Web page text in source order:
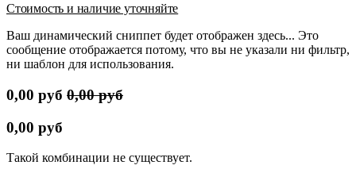
Стоимость и наличие уточняйте
Ваш динамический сниппет будет отображен здесь... Это
сообщение отображается потому, что вы не указали ни фильтр,
ни шаблон для использования.
0,00 руб 0,00руб
0,00 руб
Такой комбинации не существует.